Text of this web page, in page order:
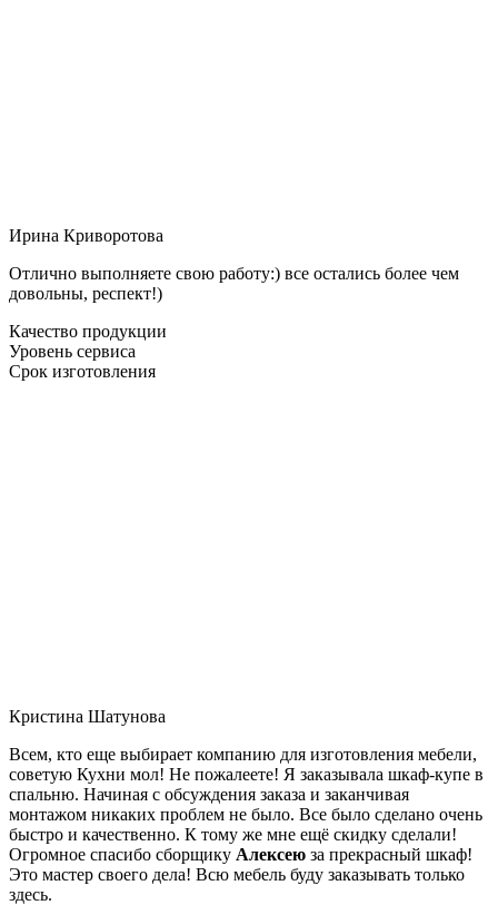
Ирина Криворотова
Отлично выполняете свою работу:) все остались более чем
довольны, респект!)
Качество продукции
Уровень сервиса
Срок изготовления
Кристина Шатунова
Всем, кто еще выбирает компанию для изготовления мебели,
советую Кухни мол! Не пожалеете! Я заказывала шкаф-купе в
спальню. Начиная с обсуждения заказа и заканчивая
монтажом никаких проблем не было. Все было сделано очень
быстро и качественно. К тому же мне ещё скидку сделали!
Огромное спасибо сборщику Алексею за прекрасный шкаф!
Это мастер своего дела! Всю мебель буду заказывать только
здесь.